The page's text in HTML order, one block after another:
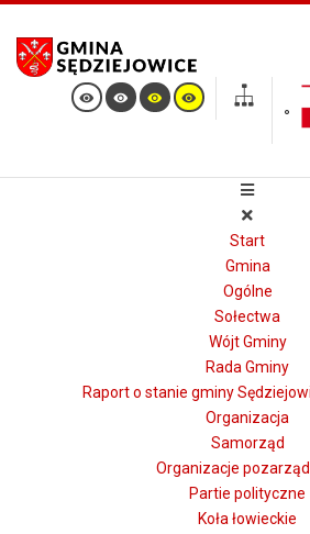
Start
Gmina
Ogólne
Sołectwa
Wójt Gminy
Rada Gminy
Raport o stanie gminy
Organizacja
Samorząd
Organizacje
Partie polityczne
Koła łowieckie